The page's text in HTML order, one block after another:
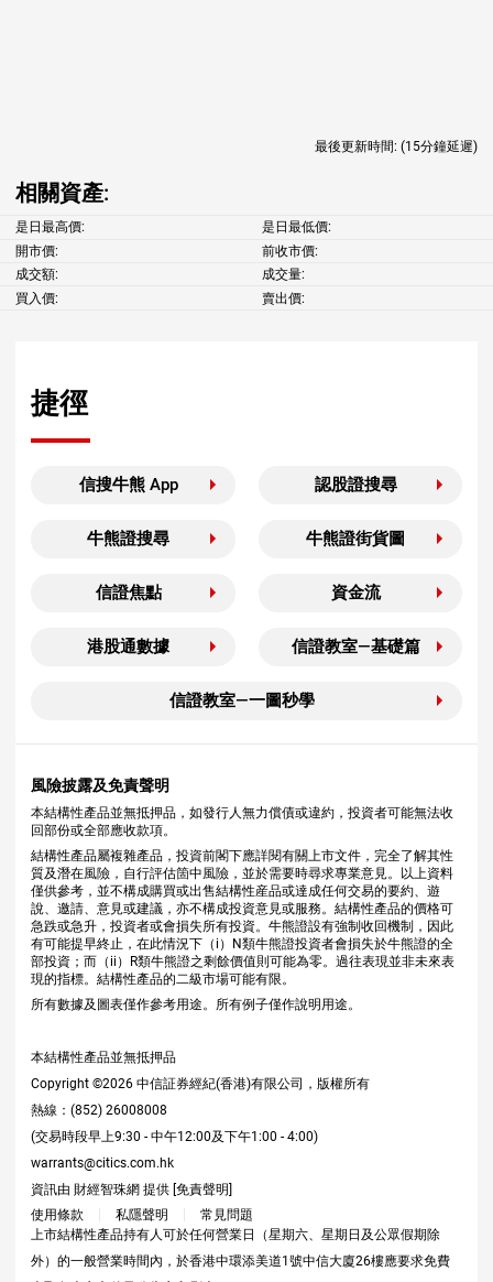
最後更新時間: (15分鐘延遲)
相關資產:
是日最高價:
是日最低價:
開市價:
前收市價:
成交額:
成交量:
買入價:
賣出價:
捷徑
信搜牛熊 App 認股證搜尋
牛熊證搜尋 牛熊證街貨圖
信證焦點 資金流
港股通數據 信證教室—基礎篇
信證教室—一圖秒學
風險披露及免責聲明
本結構性產品並無抵押品，如發行人無力償債或違約，投資者可能無法收
回部份或全部應收款項。
結構性產品屬複雜產品，投資前閣下應詳閱有關上市文件，完全了解其性
質及潛在風險，自行評估箇中風險，並於需要時尋求專業意見。以上資料
僅供參考，並不構成購買或出售結構性産品或達成任何交易的要約、遊
說、邀請、意見或建議，亦不構成投資意見或服務。結構性產品的價格可
急跌或急升，投資者或會損失所有投資。牛熊證設有強制收回機制，因此
有可能提早終止，在此情況下（i）N類牛熊證投資者會損失於牛熊證的全
部投資；而（ii）R類牛熊證之剩餘價值則可能為零。過往表現並非未來表
現的指標。結構性產品的二級市場可能有限。
所有數據及圖表僅作參考用途。所有例子僅作說明用途。
本結構性產品並無抵押品
Copyright ©2026 中信証券經紀(香港)有限公司，版權所有
熱線：(852) 26008008
(交易時段早上9:30 - 中午12:00及下午1:00 - 4:00)
warrants@citics.com.hk
資訊由 財經智珠網 提供 [免責聲明]
使用條款
私隱聲明
常見問題
上市結構性產品持有人可於任何營業日（星期六、星期日及公眾假期除
外）的一般營業時間內，於香港中環添美道1號中信大廈26樓應要求免費